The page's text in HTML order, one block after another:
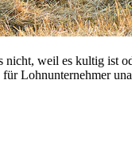
weil es kultig ist
Lohnunternehmer